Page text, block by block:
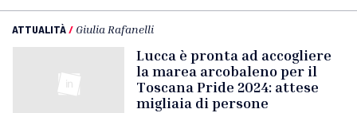
ATTUALITÀ/ Giulia Rafanelli
Lucca è pronta ad accogliere
la marea arcobaleno per il
Toscana Pride 2024: attese
migliaia di persone